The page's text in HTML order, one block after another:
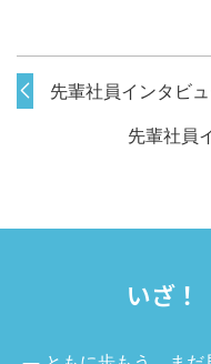
先輩社員インタビ
先輩社員
いざ